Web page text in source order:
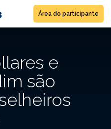
Área do participante
e
são